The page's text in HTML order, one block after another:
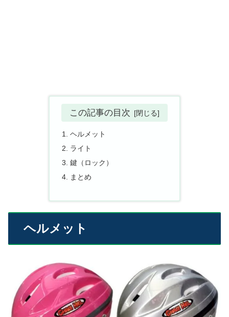
この記事の目次
ヘルメット
ライト
鍵（ロック）
まとめ
ヘルメット